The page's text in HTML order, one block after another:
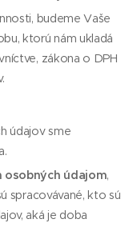
budeme Vaše
ktorú nám ukladá
zákona o DPH
údajov sme
osobných údajom,
spracovávané, kto sú
aká je doba